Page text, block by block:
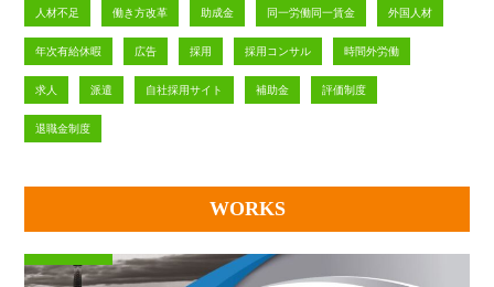
人材不足 働き方改革 助成金 同一労働同一賃金 外国人材
年次有給休暇 広告 採用 採用コンサル 時間外労働
求人 派遣 自社採用サイト 補助金 評価制度
退職金制度
WORKS